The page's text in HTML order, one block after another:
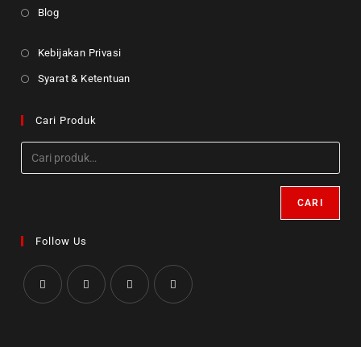
Blog
Kebijakan Privasi
Syarat & Ketentuan
Cari Produk
CARI
Follow Us